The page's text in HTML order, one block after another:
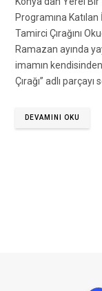
Programına
Tamirci Çırağını
Ramazan ayında
imamın
Çırağı” adlı
DEVAMINI OKU